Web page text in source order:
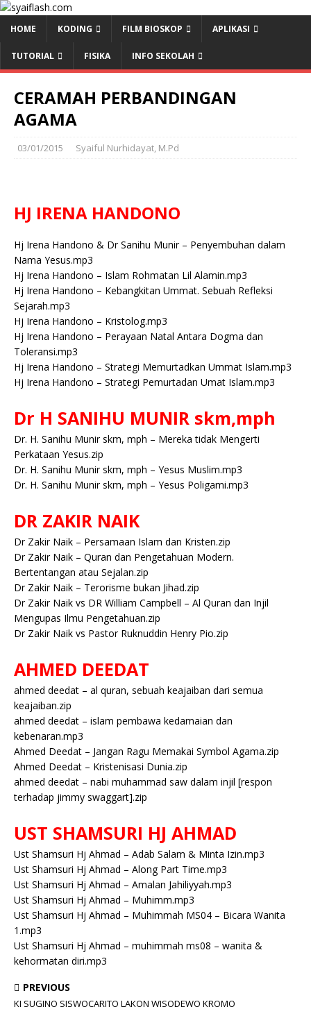
HOME KODING FILM BIOSKOP APLIKASI
TUTORIAL FISIKA INFO SEKOLAH
CERAMAH PERBANDINGAN
AGAMA
03/01/2015 Syaiful Nurhidayat, M.Pd
HJ IRENA HANDONO
Hj Irena Handono & Dr Sanihu Munir – Penyembuhan dalam
Nama Yesus.mp3
Hj Irena Handono – Islam Rohmatan Lil Alamin.mp3
Hj Irena Handono – Kebangkitan Ummat. Sebuah Refleksi
Sejarah.mp3
Hj Irena Handono – Kristolog.mp3
Hj Irena Handono – Perayaan Natal Antara Dogma dan
Toleransi.mp3
Hj Irena Handono – Strategi Memurtadkan Ummat Islam.mp3
Hj Irena Handono – Strategi Pemurtadan Umat Islam.mp3
Dr H SANIHU MUNIR skm,mph
Dr. H. Sanihu Munir skm, mph – Mereka tidak Mengerti
Perkataan Yesus.zip
Dr. H. Sanihu Munir skm, mph – Yesus Muslim.mp3
Dr. H. Sanihu Munir skm, mph – Yesus Poligami.mp3
DR ZAKIR NAIK
Dr Zakir Naik – Persamaan Islam dan Kristen.zip
Dr Zakir Naik – Quran dan Pengetahuan Modern.
Bertentangan atau Sejalan.zip
Dr Zakir Naik – Terorisme bukan Jihad.zip
Dr Zakir Naik vs DR William Campbell – Al Quran dan Injil
Mengupas Ilmu Pengetahuan.zip
Dr Zakir Naik vs Pastor Ruknuddin Henry Pio.zip
AHMED DEEDAT
ahmed deedat – al quran, sebuah keajaiban dari semua
keajaiban.zip
ahmed deedat – islam pembawa kedamaian dan
kebenaran.mp3
Ahmed Deedat – Jangan Ragu Memakai Symbol Agama.zip
Ahmed Deedat – Kristenisasi Dunia.zip
ahmed deedat – nabi muhammad saw dalam injil [respon
terhadap jimmy swaggart].zip
UST SHAMSURI HJ AHMAD
Ust Shamsuri Hj Ahmad – Adab Salam & Minta Izin.mp3
Ust Shamsuri Hj Ahmad – Along Part Time.mp3
Ust Shamsuri Hj Ahmad – Amalan Jahiliyyah.mp3
Ust Shamsuri Hj Ahmad – Muhimm.mp3
Ust Shamsuri Hj Ahmad – Muhimmah MS04 – Bicara Wanita
1.mp3
Ust Shamsuri Hj Ahmad – muhimmah ms08 – wanita &
kehormatan diri.mp3
PREVIOUS
KI SUGINO SISWOCARITO LAKON WISODEWO KROMO